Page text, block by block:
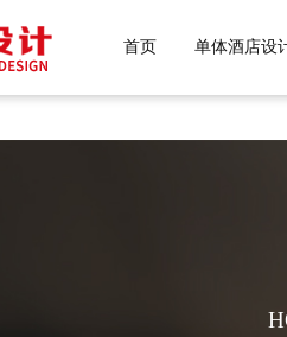
网首页,糖心
首页 单体酒店设